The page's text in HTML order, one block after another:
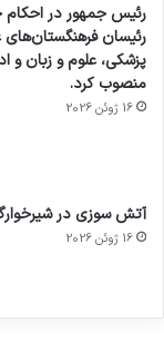
رئیس جمهور در احکام
رئیسان فرهنگستان‌های
پزشکی، علوم و زبان و
منصوب کرد.
16 ژوئن 2026
آتش سوزی در
16 ژوئن 2026
برای
کشف
توسط
…